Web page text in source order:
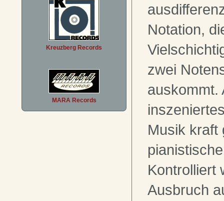
Kreuzberg Records
MARA Records
Notation,
zwei
auskommt.
Musik kraft
Kontrolliert
Ausbruch